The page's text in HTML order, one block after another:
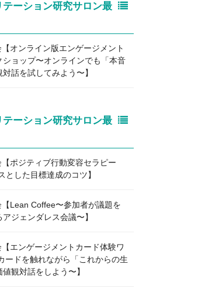
ーション研究サロン最
オンライン版エンゲージメント
ショップ〜オンラインでも「本音
話を試してみよう〜】
ーション研究サロン最
ポジティブ行動変容セラピー
した目標達成のコツ】
Lean Coffee〜参加者が議題を
ジェンダレス会議〜】
エンゲージメントカード体験ワ
ードを触れながら「これからの生
観対話をしよう〜】